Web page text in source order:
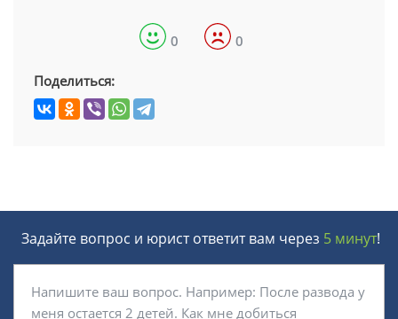
0 0
Поделиться:
Задайте вопрос и юрист ответит вам через 5 минут!